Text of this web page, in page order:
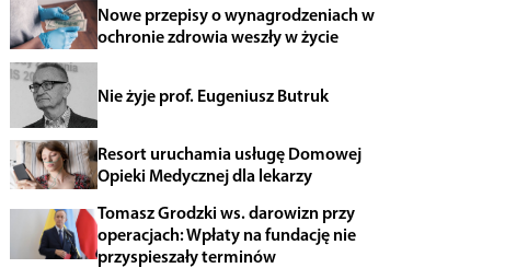
Nowe przepisy o wynagrodzeniach w
ochronie zdrowia weszły w życie
Nie żyje prof. Eugeniusz Butruk
Resort uruchamia usługę Domowej
Opieki Medycznej dla lekarzy
Tomasz Grodzki ws. darowizn przy
operacjach: Wpłaty na fundację nie
przyspieszały terminów